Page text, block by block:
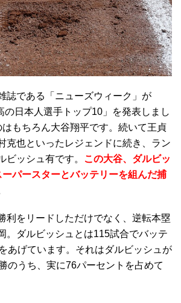
誌である「ニューズウィーク」が
の日本人選手トップ10」を発表しまし
もちろん大谷翔平です。続いて王貞
克也といったレジェンドに続き、ラン
ビッシュ有です。 この大谷、ダルビッ
パースターとバッテリーを組んだ捕
利をリードしただけでなく、逆転本塁
。ダルビッシュとは115試合でバッテ
あげています。それはダルビッシュが
のうち、実に76パーセントを占めて